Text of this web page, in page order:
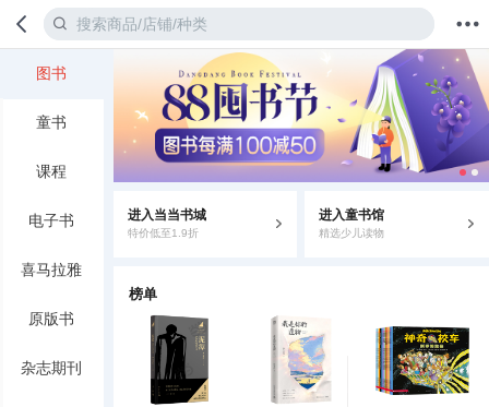
值得买 我的当当
图书
童书
课程
电子书
喜马拉雅
原版书
杂志期刊
进入当当书城
特价低至1.9折
进入童书馆
精选少儿读物
榜单